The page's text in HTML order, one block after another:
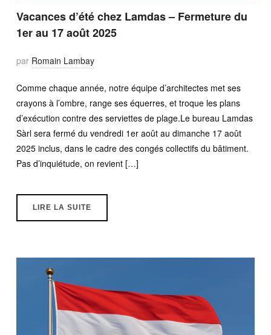
Vacances d’été chez Lamdas – Fermeture du
1er au 17 août 2025
par Romain Lambay
Comme chaque année, notre équipe d’architectes met ses
crayons à l’ombre, range ses équerres, et troque les plans
d’exécution contre des serviettes de plage.Le bureau Lamdas
Sàrl sera fermé du vendredi 1er août au dimanche 17 août
2025 inclus, dans le cadre des congés collectifs du bâtiment.
Pas d’inquiétude, on revient […]
LIRE LA SUITE